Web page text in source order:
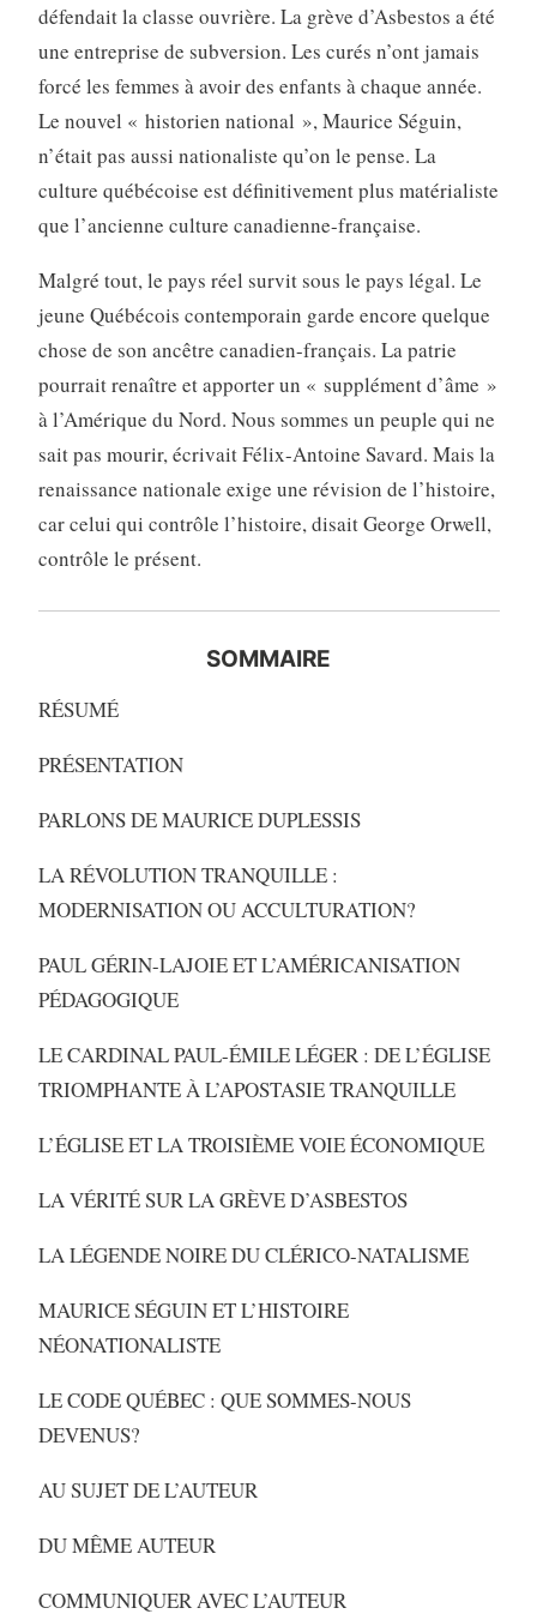
défendait la classe ouvrière. La grève d’Asbestos a été
une entreprise de subversion. Les curés n’ont jamais
forcé les femmes à avoir des enfants à chaque année.
Le nouvel « historien national », Maurice Séguin,
n’était pas aussi nationaliste qu’on le pense. La
culture québécoise est définitive­ment plus matérialiste
que l’ancienne culture canadienne-française.
Malgré tout, le pays réel survit sous le pays légal. Le
jeune Québécois contemporain garde encore quelque
chose de son ancêtre canadien-français. La patrie
pourrait renaître et apporter un « supplément d’âme »
à l’Amérique du Nord. Nous sommes un peuple qui ne
sait pas mourir, écrivait Félix-Antoine Savard. Mais la
renaissance nationale exige une révision de l’histoire,
car celui qui contrôle l’histoire, disait George Orwell,
contrôle le présent.
SOMMAIRE
RÉSUMÉ
PRÉSENTATION
PARLONS DE MAURICE DUPLESSIS
LA RÉVOLUTION TRANQUILLE :
MODERNISATION OU ACCULTURATION?
PAUL GÉRIN-LAJOIE ET L’AMÉRICANISATION
PÉDAGOGIQUE
LE CARDINAL PAUL-ÉMILE LÉGER : DE L’ÉGLISE
TRIOMPHANTE À L’APOSTASIE TRANQUILLE
L’ÉGLISE ET LA TROISIÈME VOIE ÉCONOMIQUE
LA VÉRITÉ SUR LA GRÈVE D’ASBESTOS
LA LÉGENDE NOIRE DU CLÉRICO-NATALISME
MAURICE SÉGUIN ET L’HISTOIRE
NÉONATIONALISTE
LE CODE QUÉBEC : QUE SOMMES-NOUS
DEVENUS?
AU SUJET DE L’AUTEUR
DU MÊME AUTEUR
COMMUNIQUER AVEC L’AUTEUR